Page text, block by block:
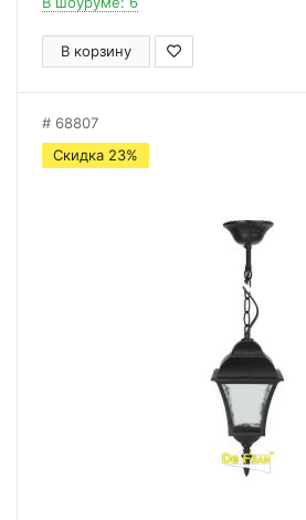
В корзину
68807
Скидка 23%